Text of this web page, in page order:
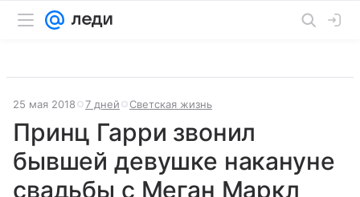
25 мая 2018 7 дней Светская жизнь
Принц Гарри звонил
бывшей девушке накануне
свадьбы с Меган Маркл